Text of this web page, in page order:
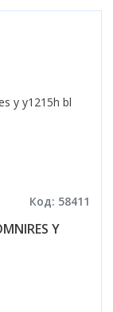
Код: 58411
Y